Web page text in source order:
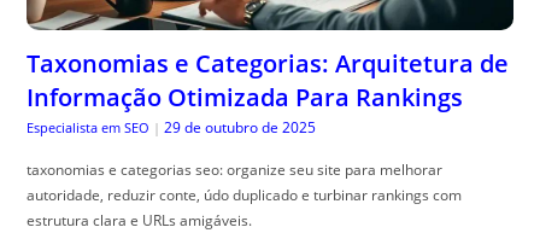
Taxonomias e Categorias: Arquitetura de
Informação Otimizada Para Rankings
Especialista em SEO | 29 de outubro de 2025
taxonomias e categorias seo: organize seu site para melhorar
autoridade, reduzir conte, údo duplicado e turbinar rankings com
estrutura clara e URLs amigáveis.